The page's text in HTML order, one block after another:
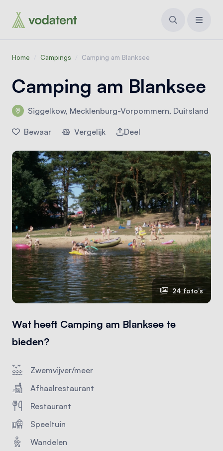
Home Campings Camping am Blanksee
Camping am Blanksee
Siggelkow, Mecklenburg-Vorpommern, Duitsland
Bewaar Vergelijk Deel
24 foto's
Wat heeft Camping am Blanksee te
bieden?
Zwemvijver/meer
Afhaalrestaurant
Restaurant
Speeltuin
Wandelen